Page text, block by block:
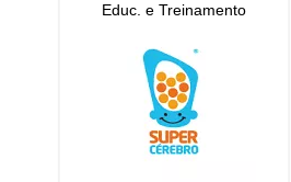
Educ. e Treinamento